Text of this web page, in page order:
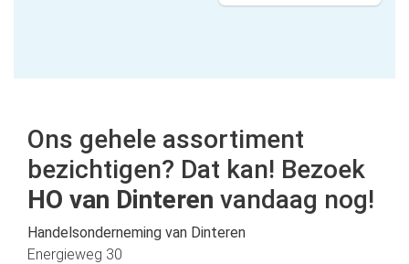
Ons gehele assortiment
bezichtigen? Dat kan! Bezoek
HO van Dinteren vandaag nog!
Handelsonderneming van Dinteren
Energieweg 30